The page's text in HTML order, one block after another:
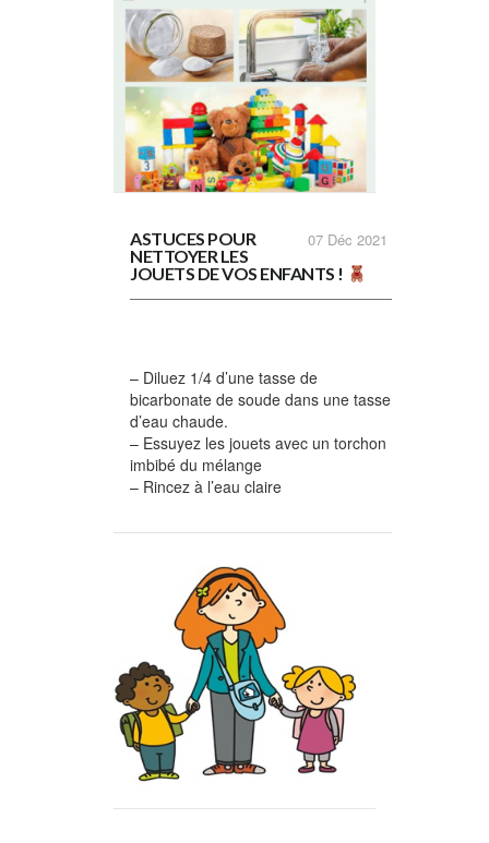
07 Déc 2021
ASTUCES POUR
NETTOYER LES
JOUETS DE VOS ENFANTS !
– Diluez 1/4 d’une tasse de
bicarbonate de soude dans une tasse
d’eau chaude.
– Essuyez les jouets avec un torchon
imbibé du mélange
– Rincez à l’eau claire